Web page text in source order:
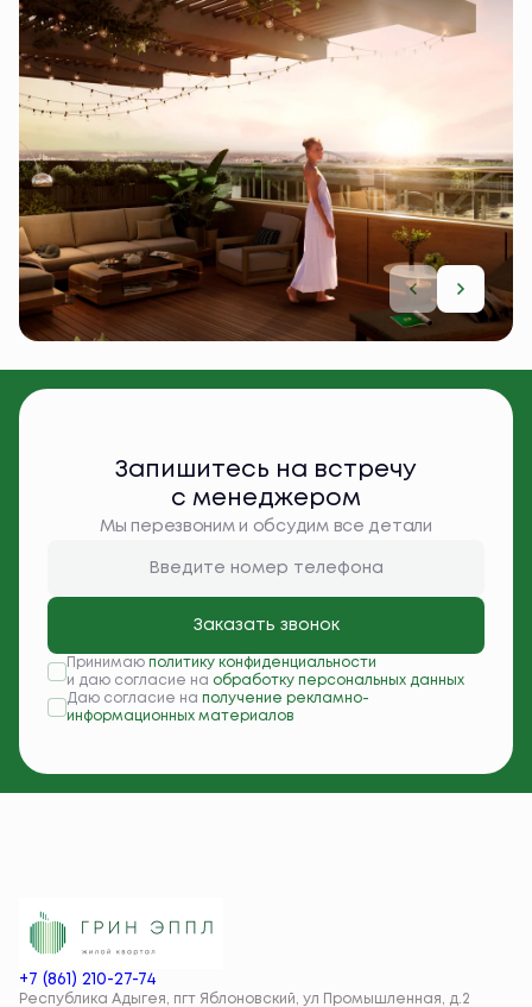
Запишитесь на встречу
с менеджером
Мы перезвоним и обсудим все детали
Заказать звонок
Принимаю политику конфиденциальности
и даю согласие на обработку персональных данных
Даю согласие на получение рекламно-
информационных материалов
+7 (861) 210-27-74
Республика Адыгея, пгт Яблоновский, ул Промышленная, д.2